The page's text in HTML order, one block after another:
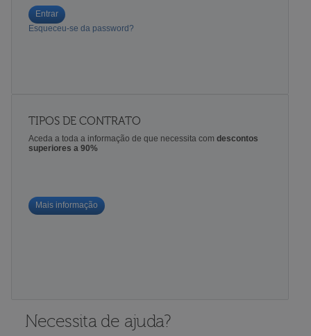
Entrar
Esqueceu-se da password?
TIPOS DE CONTRATO
Aceda a toda a informação de que necessita com descontos
superiores a 90%
Mais informação
Necessita de ajuda?